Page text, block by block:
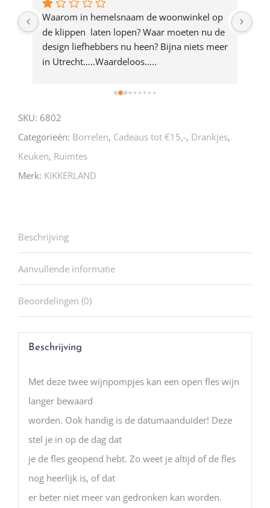
productWaarom in hemelsnaam de woonwinkel op
de klippen  laten lopen? Waar moeten nu de
design liefhebbers nu heen? Bijna niets meer
in Utrecht…..Waardeloos…..
SKU: 6802
Categorieën: Borrelen, Cadeaus tot €15,-, Drankjes,
Keuken, Ruimtes
Merk: KIKKERLAND
Beschrijving
Aanvullende informatie
Beoordelingen (0)
Beschrijving
Met deze twee wijnpompjes kan een open fles wijn
langer bewaard
worden. Ook handig is de datumaanduider! Deze
stel je in op de dag dat
je de fles geopend hebt. Zo weet je altijd of de fles
nog heerlijk is, of dat
er beter niet meer van gedronken kan worden.